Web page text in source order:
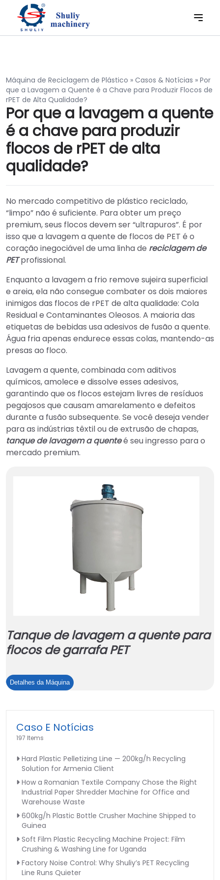
Máquina de Reciclagem de Plástico » Casos & Notícias » Por
que a Lavagem a Quente é a Chave para Produzir Flocos de
rPET de Alta Qualidade?
Por que a lavagem a quente
é a chave para produzir
flocos de rPET de alta
qualidade?
No mercado competitivo de plástico reciclado,
“limpo” não é suficiente. Para obter um preço
premium, seus flocos devem ser “ultrapuros”. É por
isso que a lavagem a quente de flocos de PET é o
coração inegociável de uma linha de reciclagem de
PETprofissional.
Enquanto a lavagem a frio remove sujeira superficial
e areia, ela não consegue combater os dois maiores
inimigos das flocos de rPET de alta qualidade: Cola
Residual e Contaminantes Oleosos. A maioria das
etiquetas de bebidas usa adesivos de fusão a quente.
Água fria apenas endurece essas colas, mantendo-as
presas ao floco.
Lavagem a quente, combinada com aditivos
químicos, amolece e dissolve esses adesivos,
garantindo que os flocos estejam livres de resíduos
pegajosos que causam amarelamento e defeitos
durante a fusão subsequente. Se você deseja vender
para as indústrias têxtil ou de extrusão de chapas,
tanque de lavagem a quenteé seu ingresso para o
mercado premium.
Tanque de lavagem a quente para
flocos de garrafa PET
Detalhes da MáquinaTanque
quente
PET
Caso E Notícias
197 Items
Hard Plastic Pelletizing Line — 200kg/h Recycling
Solution for Armenia Client
How a Romanian Textile Company Chose the Right
Industrial Paper Shredder Machine for Office and
Warehouse Waste
600kg/h Plastic Bottle Crusher Machine Shipped to
Guinea
Soft Film Plastic Recycling Machine Project: Film
Crushing & Washing Line for Uganda
Factory Noise Control: Why Shuliy’s PET Recycling
Line Runs Quieter